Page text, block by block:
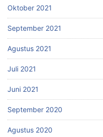
Oktober 2021
September 2021
Agustus 2021
Juli 2021
Juni 2021
September 2020
Agustus 2020